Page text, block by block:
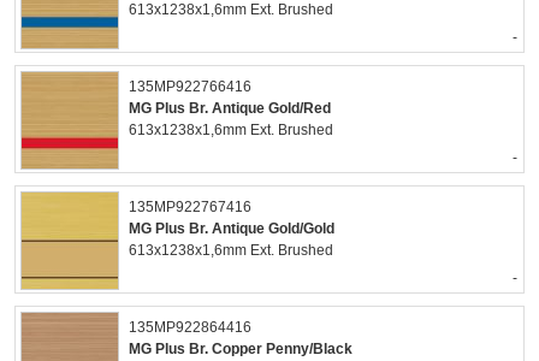
613x1238x1,6mm Ext. Brushed
-
135MP922766416
MG Plus Br. Antique Gold/Red
613x1238x1,6mm Ext. Brushed
-
135MP922767416
MG Plus Br. Antique Gold/Gold
613x1238x1,6mm Ext. Brushed
-
135MP922864416
MG Plus Br. Copper Penny/Black